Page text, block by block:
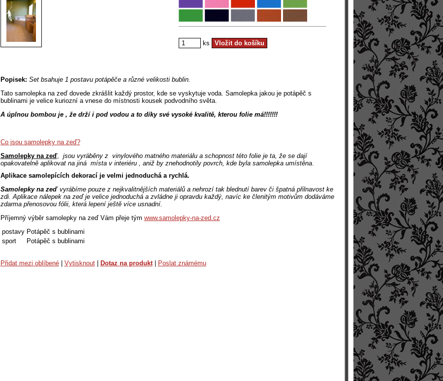
ks
Popisek: Set bsahuje 1 postavu potápěče a různé velikosti bublin.
Tato samolepka na zeď dovede zkrášlit každý prostor, kde se vyskytuje voda. Samolepka jakou je potápěč s
bublinami je velice kuriozní a vnese do místnosti kousek podvodního světa.
A úplnou bombou je , že drží i pod vodou a to díky své vysoké kvalitě, kterou folie má!!!!!!!
Co jsou samolepky na zeď?
Samolepky na zeď, jsou vyráběny z vinylového matného materiálu a schopnost této folie je ta, že se dají
opakovatelně aplikovat na jiná místa v interiéru , aniž by znehodnotily povrch, kde byla samolepka umístěna.
Aplikace samolepících dekorací je velmi jednoduchá a rychlá.
Samolepky na zeď vyrábíme pouze z nejkvalitnějších materiálů a nehrozí tak blednutí barev či špatná přilnavost ke
zdi. Aplikace nálepek na zeď je velice jednoduchá a zvládne ji opravdu každý, navíc ke členitým motivům dodáváme
zdarma přenosovou fólii, která lepení ještě více usnadní.
Příjemný výběr samolepky na zeď Vám přeje tým www.samolepky-na-zed.cz
postavy Potápěč s bublinami
sport
Potápěč s bublinami
Přidat mezi oblíbené| Vytisknout| Dotaz na produkt| Poslat známému